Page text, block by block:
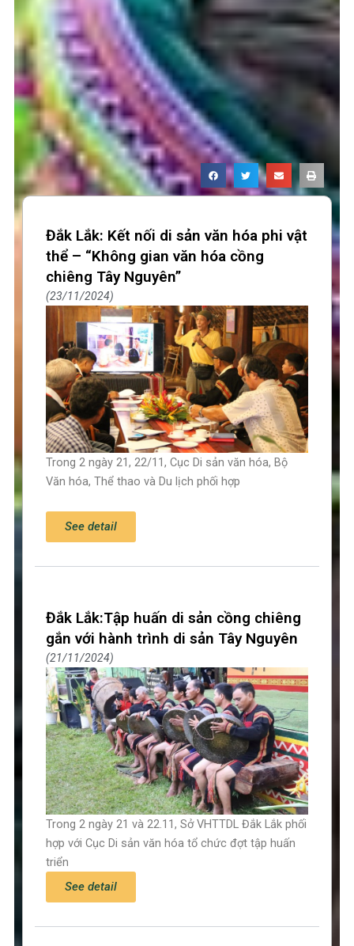
Đắk Lắk: Kết nối di sản văn hóa phi vật
thể – “Không gian văn hóa cồng
chiêng Tây Nguyên”
23/11/2024
Trong 2 ngày 21, 22/11, Cục Di sản văn hóa, Bộ
Văn hóa, Thể thao và Du lịch phối hợp
See detail
Đắk Lắk:Tập huấn di sản cồng chiêng
gắn với hành trình di sản Tây Nguyên
21/11/2024
Trong 2 ngày 21 và 22.11, Sở VHTTDL Đắk Lắk phối
hợp với Cục Di sản văn hóa tổ chức đợt tập huấn
triển
See detail